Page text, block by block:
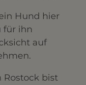
Hund hier
für ihn
auf
Rostock bist